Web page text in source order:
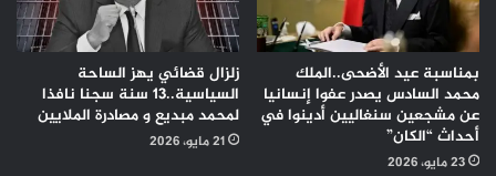
بمناسبة عيد الأضحى..الملك
محمد السادس يصدر عفوا إنسانيا
عن مشجعين سنغاليين أدينوا في
أحداث “الكان”
23 مايو، 2026
زلزال قضائي يهز الساحة
السياسية..13 سنة سجنا نافذا
لمحمد مبديع و مصادرة الملايين
21 مايو، 2026